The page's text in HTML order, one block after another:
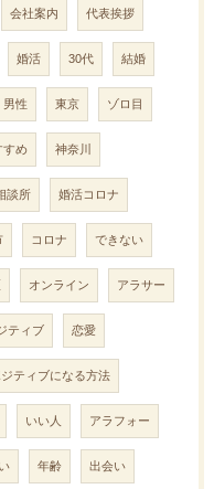
会社案内 代表挨拶
婚活 30代 結婚
男性 東京 ゾロ目
すめ 神奈川
談所 婚活コロナ
コロナ できない
オンライン アラサー
ティブ 恋愛
ジティブになる方法
いい人 アラフォー
年齢 出会い